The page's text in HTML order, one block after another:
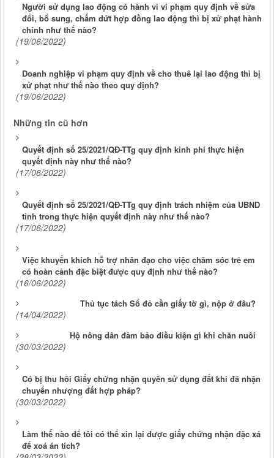
Người sử dụng lao động có hành vi vi phạm quy định về sửa
đổi, bổ sung, chấm dứt hợp đồng lao động thì bị xử phạt hành
chính như thế nào?
(19/06/2022)
Doanh nghiệp vi phạm quy định về cho thuê lại lao động thì bị
xử phạt như thế nào theo quy định?
(19/06/2022)
Những tin cũ hơn
Quyết định số 25/2021/QĐ-TTg quy định kinh phí thực hiện
quyết định này như thế nào?
(17/06/2022)
Quyết định số 25/2021/QĐ-TTg quy định trách nhiệm của UBND
tỉnh trong thực hiện quyết định này như thế nào?
(17/06/2022)
Việc khuyến khích hỗ trợ nhân đạo cho việc chăm sóc trẻ em
có hoàn cảnh đặc biệt được quy định như thế nào?
(16/06/2022)
Thủ tục tách Sổ đỏ cần giấy tờ gì, nộp ở đâu?
(14/04/2022)
Hộ nông dân đảm bảo điều kiện gì khi chăn nuôi
(30/03/2022)
Có bị thu hồi Giấy chứng nhận quyền sử dụng đất khi đã nhận
chuyển nhượng đất hợp pháp?
(30/03/2022)
Làm thế nào để tôi có thể xin lại được giấy chứng nhận đặc xá
để xoá án tích?